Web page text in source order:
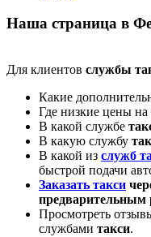
Наша страница в
Для клиентов службы
Какие
Где низкие цены на
В какой службе
В какую службу
В какой из служб
быстрой подачи
Заказать такси
предварительным
Просмотреть
службами такси.